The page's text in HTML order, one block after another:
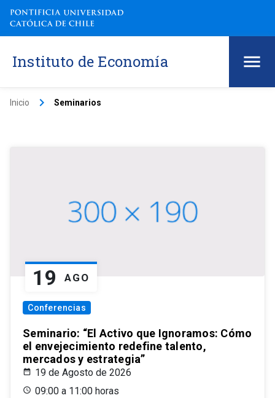
Instituto de Economía
Inicio keyboard_arrow_right Seminarios
19 AGO
Conferencias
Seminario: “El Activo que Ignoramos: Cómo
el envejecimiento redefine talento,
mercados y estrategia”
19 de Agosto de 2026
09:00 a 11:00 horas